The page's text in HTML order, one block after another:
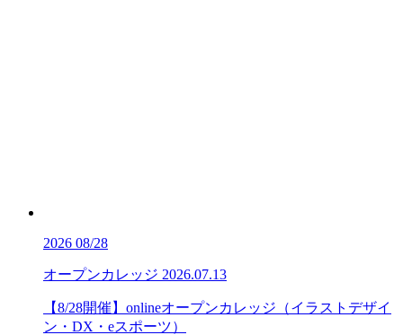
2026 08/28
オープンカレッジ 2026.07.13
【8/28開催】onlineオープンカレッジ（イラストデザイ
ン・DX・eスポーツ）